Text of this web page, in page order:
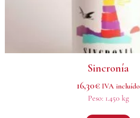
Sincronía
16,30€ IVA incluído
Peso:1.450 kg